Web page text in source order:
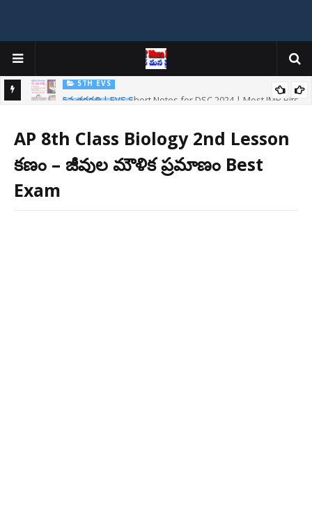
5వ తరగతి | EVS Short Notes for DSC 2024 | Most IMP Bits
AP 8th Class Biology 2nd Lesson
కణం – జీవుల మౌళిక ప్రమాణం Best
Exam